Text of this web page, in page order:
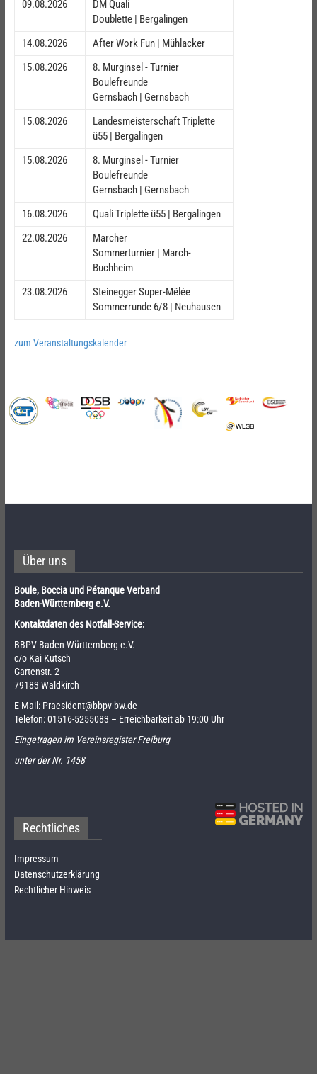
09.08.2026
DM Quali
Doublette | Bergalingen
14.08.2026
After Work Fun | Mühlacker
15.08.2026
8. Murginsel - Turnier
Boulefreunde
Gernsbach | Gernsbach
15.08.2026
Landesmeisterschaft Triplette
ü55 | Bergalingen
15.08.2026
8. Murginsel - Turnier
Boulefreunde
Gernsbach | Gernsbach
16.08.2026
Quali Triplette ü55 | Bergalingen
22.08.2026
Marcher
Sommerturnier | March-
Buchheim
23.08.2026
Steinegger Super-Mêlée
Sommerrunde 6/8 | Neuhausen
zum Veranstaltungskalender
Über uns
Boule, Boccia und Pétanque Verband
Baden-Württemberg e.V.
Kontaktdaten des Notfall-Service:
BBPV Baden-Württemberg e.V.
c/o Kai Kutsch
Gartenstr. 2
79183 Waldkirch
E-Mail: Praesident@bbpv-bw.de
Telefon:01516-5255083 – Erreichbarkeit ab 19:00 Uhr
Eingetragen im Vereinsregister Freiburg
unter der Nr. 1458
Rechtliches
Impressum
Datenschutzerklärung
Rechtlicher Hinweis